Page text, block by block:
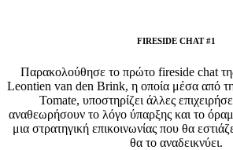
FIRESIDE CHAT #1
Παρακολούθησε το πρώτο fireside chat
Leontien van den Brink, η οποία μέσα από
Tomate, υποστηρίζει άλλες
αναθεωρήσουν το λόγο ύπαρξης και το
μια στρατηγική επικοινωνίας που θα
θα το αναδεικνύει.